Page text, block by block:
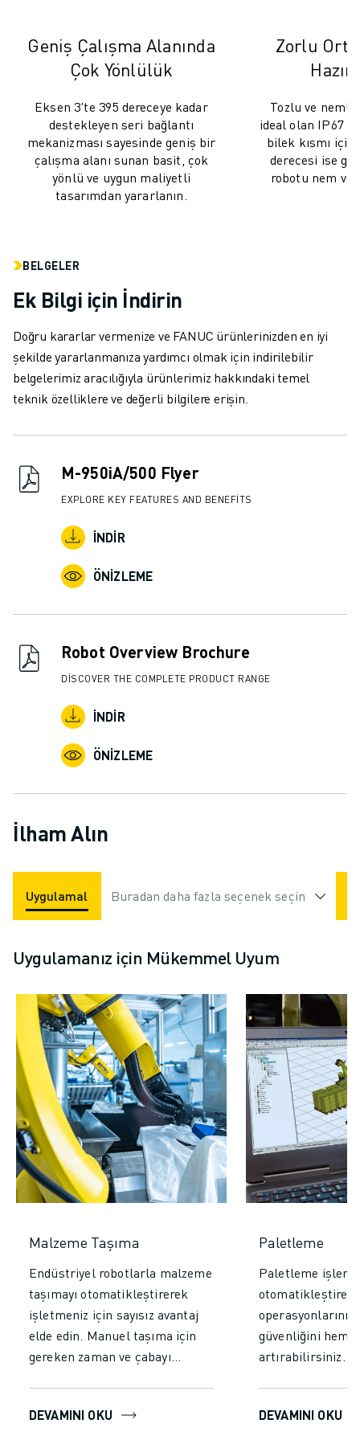
EĞITIM IÇIN ÇÖZÜMLER
WORLDSKILLS & GENÇ YETENEKLER
HABERLER & MEDYA
ETKINLIKLER
EĞITIM ETKINLIKLERI
FANUC HAKKINDA
FANUC HAKKINDA
SÜRDÜRÜLEBILIRLIK
FANUC ILE GELECEĞINIZI ŞEKILLENDIRIN
İLETIŞIM
İLETIŞIM
LOKASYONLAR
KÜNYE
Geniş Çalışma Alanında
Çok Yönlülük
Eksen 3'te 395 dereceye kadar
destekleyen seri bağlantı
mekanizması sayesinde geniş bir
çalışma alanı sunan basit, çok
yönlü ve uygun maliyetli
tasarımdan yararlanın.
Zorlu
Tozlu ve
ideal olan IP67
bilek kısmı
derecesi ise
robotu nem ve
BELGELER
Ek Bilgi için İndirin
Doğru kararlar vermenize ve FANUC ürünlerinizden en iyi
şekilde yararlanmanıza yardımcı olmak için indirilebilir
belgelerimiz aracılığıyla ürünlerimiz hakkındaki temel
teknik özelliklere ve değerli bilgilere erişin.
M-950iA/500 Flyer
EXPLORE KEY FEATURES AND BENEFITS
İNDIR
ÖNIZLEME
Robot Overview Brochure
DISCOVER THE COMPLETE PRODUCT RANGE
İNDIR
ÖNIZLEME
İlham Alın
Uygulamalar Endüstriler
Buradan daha fazla seçenek seçin
Uygulamanız için Mükemmel Uyum
Malzeme Taşıma
Endüstriyel robotlarla malzeme
taşımayı otomatikleştirerek
işletmeniz için sayısız avantaj
elde edin. Manuel taşıma için
gereken zaman ve çabayı
artırın. Robotların yorulmadan
DEVAMINI OKU
Paletleme
Paletleme
güvenliğini hem
artırabilirsiniz.
ve hassasiyet
DEVAMINI OKU